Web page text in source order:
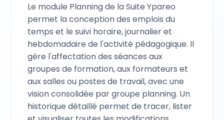
Le module Planning de la Suite Ypareo
permet la conception des emplois du
temps et le suivi horaire, journalier et
hebdomadaire de l'activité pédagogique. Il
gère l'affectation des séances aux
groupes de formation, aux formateurs et
aux salles ou postes de travail, avec une
vision consolidée par groupe planning. Un
historique détaillé permet de tracer, lister